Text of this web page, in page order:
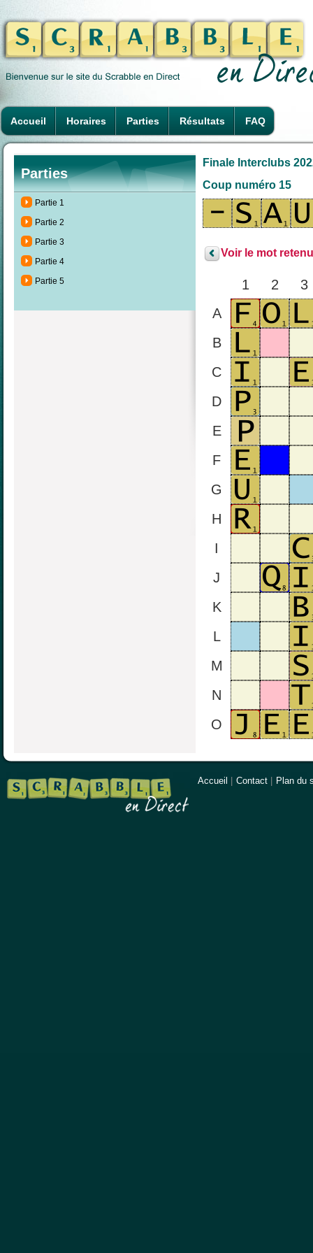
Accueil Horaires Parties Résultats FAQ
Parties
Partie 1
Partie 2
Partie 3
Partie 4
Partie 5
Finale Interclubs
Coup numéro 15
Voir le mot
1 2
3
A
B
C
D
E
F
G
H
I
J
K
L
M
N
O
Accueil Contact Plan du